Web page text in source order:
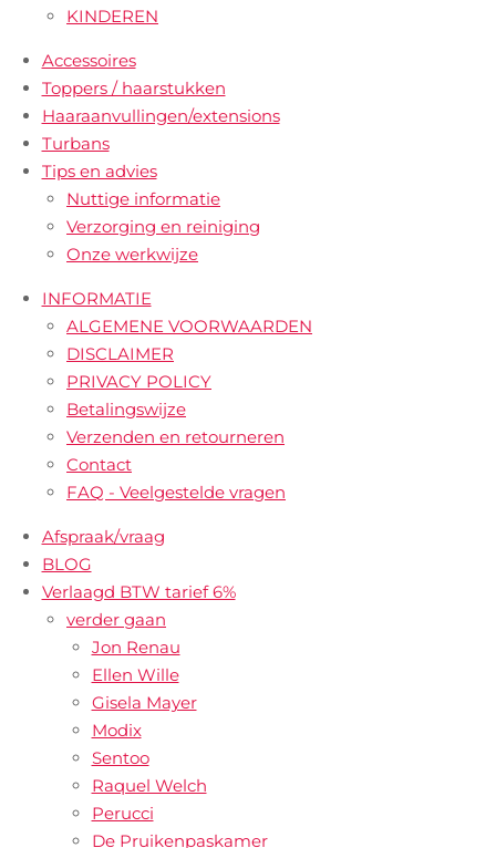
KINDEREN
Accessoires
Toppers / haarstukken
Haaraanvullingen/extensions
Turbans
Tips en advies
Nuttige informatie
Verzorging en reiniging
Onze werkwijze
INFORMATIE
ALGEMENE VOORWAARDEN
DISCLAIMER
PRIVACY POLICY
Betalingswijze
Verzenden en retourneren
Contact
FAQ - Veelgestelde vragen
Afspraak/vraag
BLOG
Verlaagd BTW tarief 6%
verder gaan
Jon Renau
Ellen Wille
Gisela Mayer
Modix
Sentoo
Raquel Welch
Perucci
De Pruikenpaskamer